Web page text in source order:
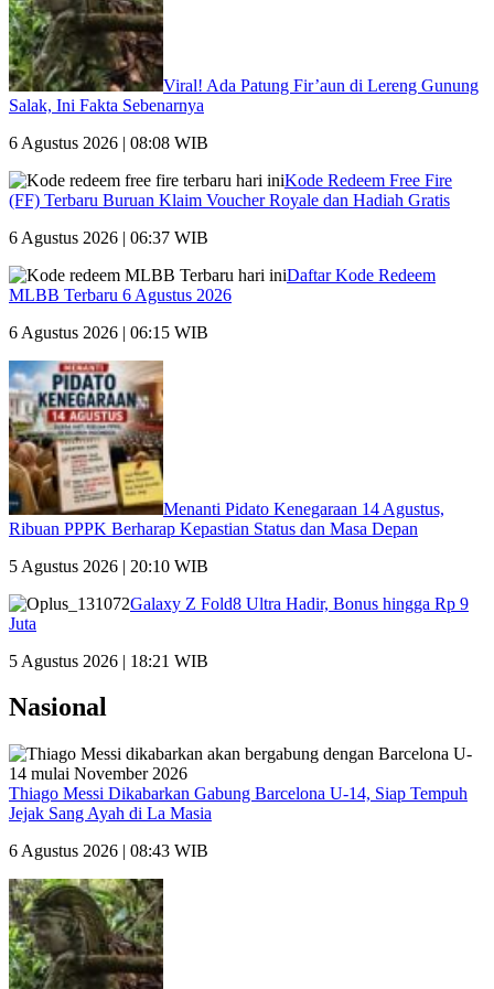
Viral! Ada Patung Fir’aun di Lereng Gunung
Salak, Ini Fakta Sebenarnya
6 Agustus 2026 | 08:08 WIB
Kode Redeem Free Fire
(FF) Terbaru Buruan Klaim Voucher Royale dan Hadiah Gratis
6 Agustus 2026 | 06:37 WIB
Daftar Kode Redeem
MLBB Terbaru 6 Agustus 2026
6 Agustus 2026 | 06:15 WIB
Menanti Pidato Kenegaraan 14 Agustus,
Ribuan PPPK Berharap Kepastian Status dan Masa Depan
5 Agustus 2026 | 20:10 WIB
Galaxy Z Fold8 Ultra Hadir, Bonus hingga Rp 9
Juta
5 Agustus 2026 | 18:21 WIB
Nasional
Thiago Messi Dikabarkan Gabung Barcelona U-14, Siap Tempuh
Jejak Sang Ayah di La Masia
6 Agustus 2026 | 08:43 WIB